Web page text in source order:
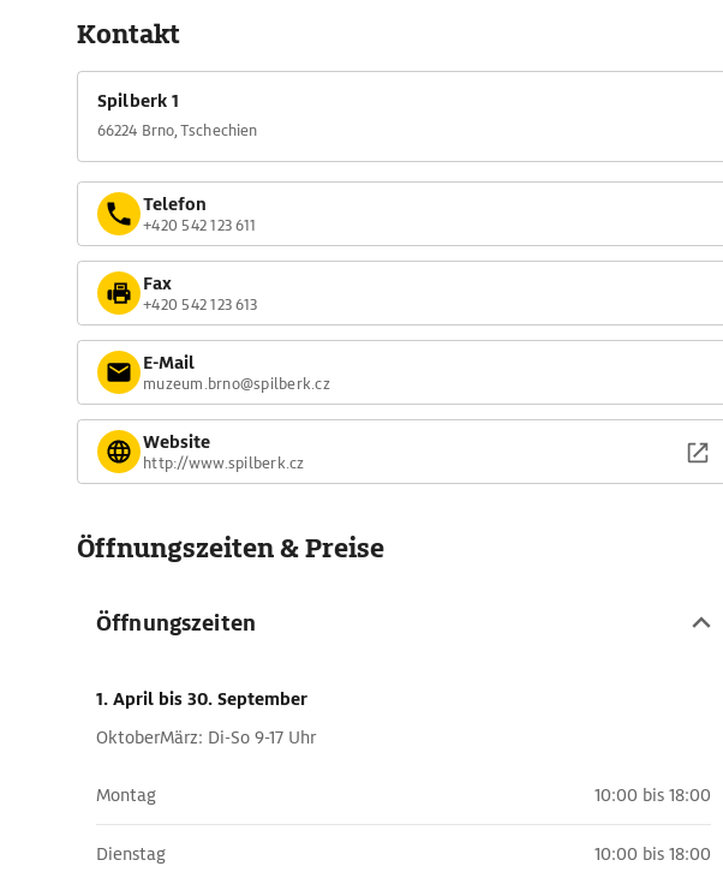
Kontakt
Spilberk 1
66224 Brno, Tschechien
Telefon
+420 542 123 611
Fax
+420 542 123 613
E-Mail
muzeum.brno@spilberk.cz
Website
http://www.spilberk.cz
Öffnungszeiten & Preise
Öffnungszeiten
1. April bis 30. September
OktoberMärz: Di-So 9-17 Uhr
Montag 10:00 bis 18:00
Dienstag 10:00 bis 18:00